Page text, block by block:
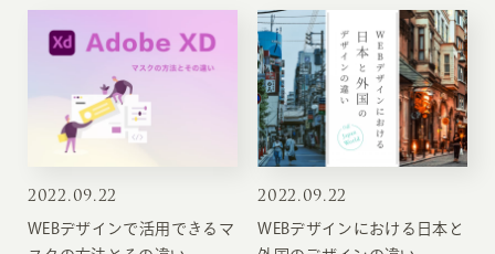
2022.09.22
WEBデザインで活用できるマ
2022.09.22
WEBデザインにおける日本と